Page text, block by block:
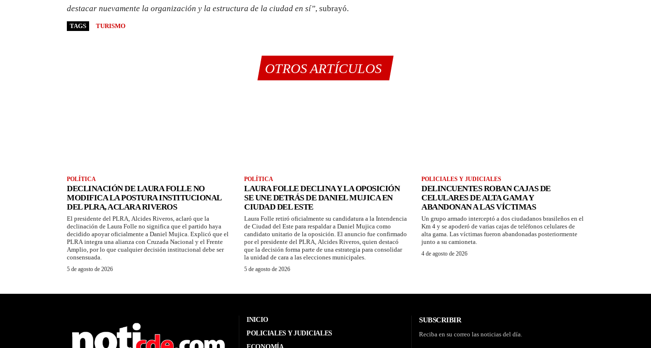
destacar nuevamente la organización y la estructura de la ciudad en sí”, subrayó.
TAGS TURISMO
OTROS ARTÍCULOS
POLÍTICA
DECLINACIÓN DE LAURA FOLLE NO
MODIFICA LA POSTURA INSTITUCIONAL
DEL PLRA, ACLARA RIVEROS
El presidente del PLRA, Alcides Riveros, aclaró que la
declinación de Laura Folle no significa que el partido haya
decidido apoyar oficialmente a Daniel Mujica. Explicó que el
PLRA integra una alianza con Cruzada Nacional y el Frente
Amplio, por lo que cualquier decisión institucional debe ser
consensuada.
5 de agosto de 2026
POLÍTICA
LAURA FOLLE DECLINA Y LA OPOSICIÓN
SE UNE DETRÁS DE DANIEL MUJICA EN
CIUDAD DEL ESTE
Laura Folle retiró oficialmente su candidatura a la Intendencia
de Ciudad del Este para respaldar a Daniel Mujica como
candidato unitario de la oposición. El anuncio fue confirmado
por el presidente del PLRA, Alcides Riveros, quien destacó
que la decisión forma parte de una estrategia para consolidar
la unidad de cara a las elecciones municipales.
5 de agosto de 2026
POLICIALES Y JUDICIALES
DELINCUENTES ROBAN CAJAS DE
CELULARES DE ALTA GAMA Y
ABANDONAN A LAS VÍCTIMAS
Un grupo armado interceptó a dos ciudadanos brasileños en el
Km 4 y se apoderó de varias cajas de teléfonos celulares de
alta gama. Las víctimas fueron abandonadas posteriormente
junto a su camioneta.
4 de agosto de 2026
INICIO
POLICIALES Y JUDICIALES
SUBSCRIBIR
Reciba en su correo las noticias del día.